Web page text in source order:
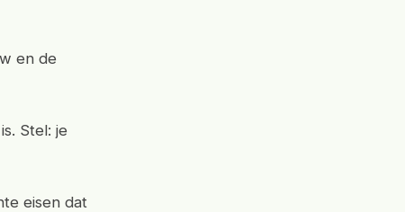
en de
Stel: je
eisen dat